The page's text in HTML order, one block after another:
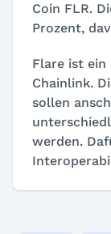
Coin FLR.
Prozent,
Flare ist
Chainlink.
sollen
werden.